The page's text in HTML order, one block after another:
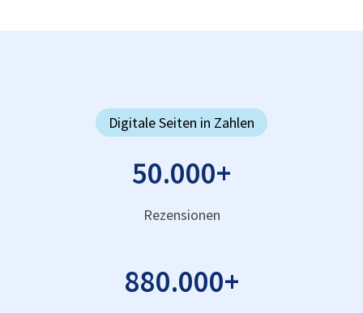
Digitale Seiten in Zahlen
50.000+
Rezensionen
880.000+